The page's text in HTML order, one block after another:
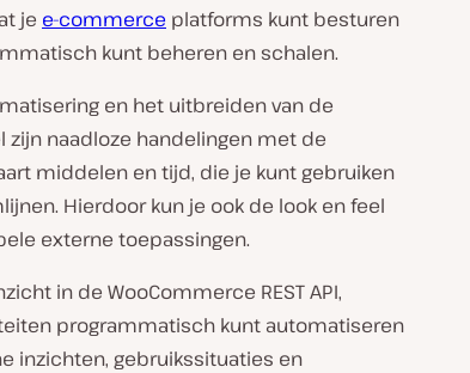
je e-commerce platforms kunt besturen
kunt beheren en schalen.
en het uitbreiden van de
naadloze handelingen met de
middelen en tijd, die je kunt gebruiken
Hierdoor kun je ook de look en feel
externe toepassingen.
in de WooCommerce REST API,
programmatisch kunt automatiseren
inzichten, gebruikssituaties en